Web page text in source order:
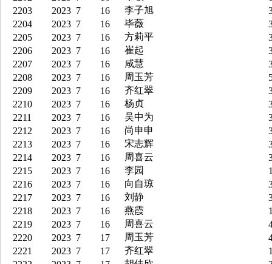
2203
2023 7 16 李子旭
2204
2023 7 16 毕薇
2205
2023 7 16 方莉平
2206
2023 7 16 崔起
2207
2023 7 16 咸慧
2208
2023 7 16 周玉芳
2209
2023 7 16 齐红翠
2210
2023 7 16 杨贞
2211
2023 7 16 吴中为
2212
2023 7 16 尚申申
2213
2023 7 16 宋志辉
2214
2023 7 16 周喜云
2215
2023 7 16 李园
2216
2023 7 16 向自琼
2217
2023 7 16 刘静
2218
2023 7 16 燕霞
2219
2023 7 16 周喜云
2220
2023 7 17 周玉芳
2221
2023 7 17 齐红翠